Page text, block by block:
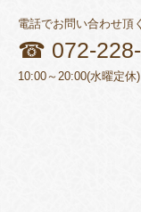
電話でお問い合わせ頂
☎ 072-
10:00～20:00(水曜定休)